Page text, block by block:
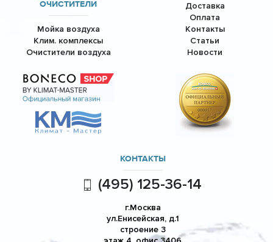
ОЧИСТИТЕЛИ
Мойка воздуха
Клим. комплексы
Очистители воздуха
Доставка
Оплата
Контакты
Статьи
Новости
КОНТАКТЫ
(495) 125-36-14
г.Москва
ул.Енисейская, д.1
строение 3